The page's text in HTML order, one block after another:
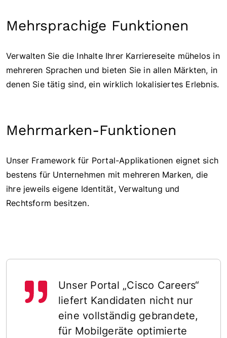
Mehrsprachige Funktionen
Verwalten Sie die Inhalte Ihrer Karriereseite mühelos in
mehreren Sprachen und bieten Sie in allen Märkten, in
denen Sie tätig sind, ein wirklich lokalisiertes Erlebnis.
Mehrmarken-Funktionen
Unser Framework für Portal-Applikationen eignet sich
bestens für Unternehmen mit mehreren Marken, die
ihre jeweils eigene Identität, Verwaltung und
Rechtsform besitzen.
Unser Portal „Cisco Careers“
liefert Kandidaten nicht nur
eine vollständig gebrandete,
für Mobilgeräte optimierte